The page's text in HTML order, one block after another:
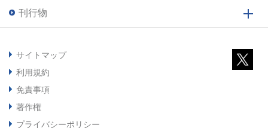
刊行物
サイトマップ
利用規約
免責事項
著作権
プライバシーポリシー